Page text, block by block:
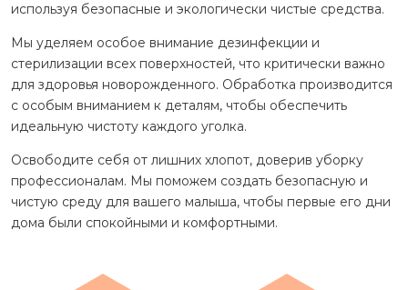
используя безопасные и экологически чистые средства.
Мы уделяем особое внимание дезинфекции и
стерилизации всех поверхностей, что критически важно
для здоровья новорожденного. Обработка производится
с особым вниманием к деталям, чтобы обеспечить
идеальную чистоту каждого уголка.
Освободите себя от лишних хлопот, доверив уборку
профессионалам. Мы поможем создать безопасную и
чистую среду для вашего малыша, чтобы первые его дни
дома были спокойными и комфортными.